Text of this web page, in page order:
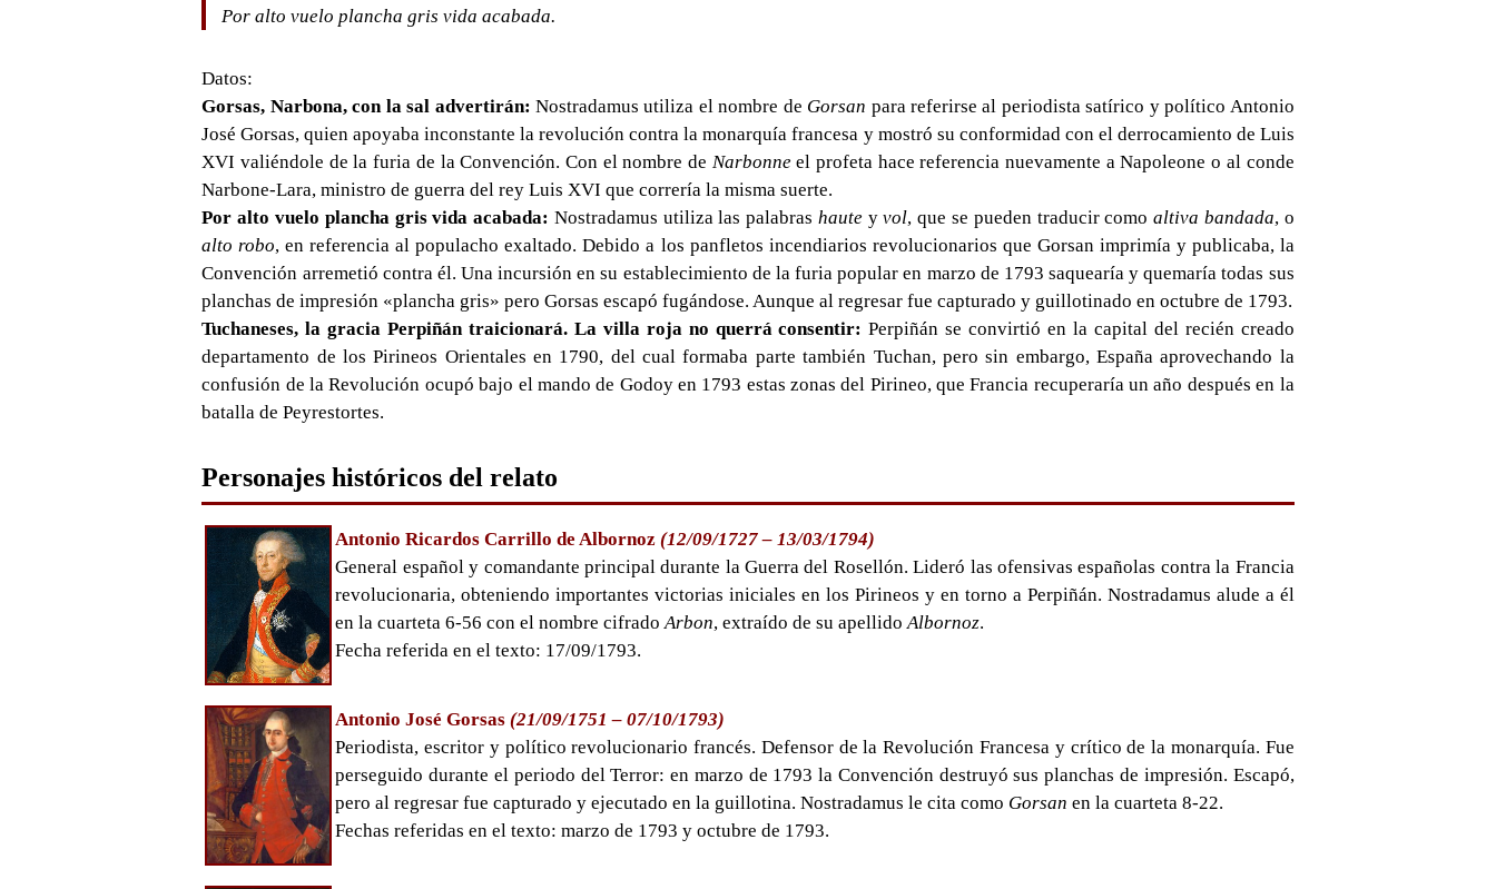
Por alto vuelo plancha gris vida acabada.
Datos:
Gorsas, Narbona, con la sal advertirán: Nostradamus utiliza el nombre de Gorsan para referirse al periodista satírico y político Antonio
José Gorsas, quien apoyaba inconstante la revolución contra la monarquía francesa y mostró su conformidad con el derrocamiento de Luis
XVI valiéndole de la furia de la Convención. Con el nombre de Narbonneel profeta hace referencia nuevamente a Napoleone o al conde
Narbone-Lara, ministro de guerra del rey Luis XVI que correría la misma suerte.
Por alto vuelo plancha gris vida acabada: Nostradamus utiliza las palabras hauteyvol, que se pueden traducir comoaltiva bandada, o
alto robo, en referencia al populacho exaltado. Debido a los panfletos incendiarios revolucionarios que Gorsan imprimía y publicaba, la
Convención arremetió contra él. Una incursión en su establecimiento de la furia popular en marzo de 1793 saquearía y quemaría todas sus
planchas de impresión «plancha gris» pero Gorsas escapó fugándose. Aunque al regresar fue capturado y guillotinado en octubre de 1793.
Tuchaneses, la gracia Perpiñán traicionará. La villa roja no querrá consentir: Perpiñán se convirtió en la capital del recién creado
departamento de los Pirineos Orientales en 1790, del cual formaba parte también Tuchan, pero sin embargo, España aprovechando la
confusión de la Revolución ocupó bajo el mando de Godoy en 1793 estas zonas del Pirineo, que Francia recuperaría un año después en la
batalla de Peyrestortes.
Personajes históricos del relato
Antonio Ricardos Carrillo de Albornoz(12/09/1727 – 13/03/1794)
General español y comandante principal durante la Guerra del Rosellón. Lideró las ofensivas españolas contra la Francia
revolucionaria, obteniendo importantes victorias iniciales en los Pirineos y en torno a Perpiñán. Nostradamus alude a él
en la cuarteta 6-56 con el nombre cifradoArbon, extraído de su apellidoAlbornoz.
Fecha referida en el texto: 17/09/1793.
Antonio José Gorsas(21/09/1751 – 07/10/1793)
Periodista, escritor y político revolucionario francés. Defensor de la Revolución Francesa y crítico de la monarquía. Fue
perseguido durante el periodo del Terror: en marzo de 1793 la Convención destruyó sus planchas de impresión. Escapó,
pero al regresar fue capturado y ejecutado en la guillotina. Nostradamus le cita como Gorsan en la cuarteta 8-22.
Fechas referidas en el texto: marzo de 1793 y octubre de 1793.